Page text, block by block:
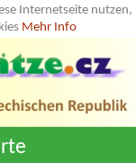
Internetseite nutzen,
Mehr Info